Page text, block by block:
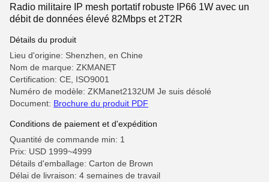
Radio militaire IP mesh portatif robuste IP66 1W avec un
débit de données élevé 82Mbps et 2T2R
Détails du produit
Lieu d'origine: Shenzhen, en Chine
Nom de marque: ZKMANET
Certification: CE, ISO9001
Numéro de modèle: ZKManet2132UM Je suis désolé
Document: Brochure du produit PDF
Conditions de paiement et d'expédition
Quantité de commande min: 1
Prix: USD 1999~4999
Détails d'emballage: Carton de Brown
Délai de livraison: 4 semaines de travail